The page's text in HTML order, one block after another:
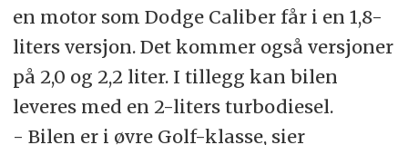
en motor som Dodge Caliber får i en 1,8-
liters versjon. Det kommer også versjoner
på 2,0 og 2,2 liter. I tillegg kan bilen
leveres med en 2-liters turbodiesel.
- Bilen er i øvre Golf-klasse, sier